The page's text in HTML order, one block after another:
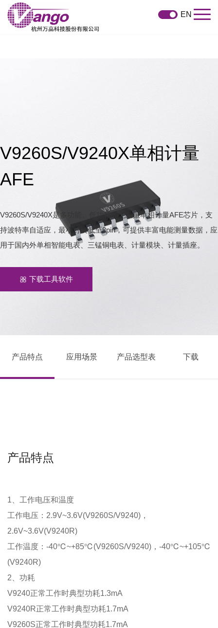
EN
V9260S/V9240X单相计量
AFE
V9260S/V9240X是多功能、低功耗的无晶振单相计量AFE芯片，支
持波特率自适应，最小封装低至8pin，可提供丰富电能测量数据，应
用于国内外单相智能电表、三锰铜电表、计量模块、计量插座。
下载工具软件
产品特点 应用场景 产品选型表 下载
产品特点
1 、工作电压和温度
工作电压 ： 2.9V~3.6V(V9260S/V9240) ，
2.6V~3.6V(V9240R)
工作温度 ： -40℃~+85℃(V9260S/V9240) ， -40℃~+105℃
(V9240R)
2 、功耗
V9240正常工作时典型功耗1.3mA
V9240R正常工作时典型功耗1.7mA
V9260S正常工作时典型功耗1.7mA